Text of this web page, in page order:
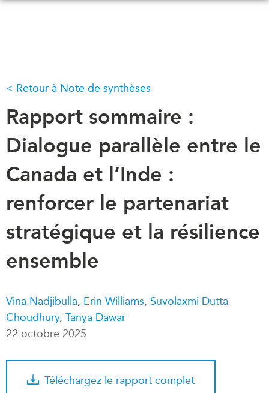
QUOI DE NEUF
CONFÉRENCES
CANADA-EN-ASIE
À PROPOS DE
Ce que nous faisons
Qui nous sommes
Joignez-vous à nous
Transparence
RECHERCHE
Toutes les publications
Asie du Sud
ÉVÉNEMENTS
Tous les événements
Canada
Asie
CCEA
MÉDIAS
Dans l'actualité
Nos Experts
Observatoire Asie
Retour à Note de synthèses
Rapport sommaire :
Dialogue parallèle entre le
Canada et l’Inde :
renforcer le partenariat
stratégique et la résilience
ensemble
Vina Nadjibulla, Erin Williams, Suvolaxmi Dutta
Choudhury, Tanya Dawar
22 octobre 2025
Téléchargez le rapport complet